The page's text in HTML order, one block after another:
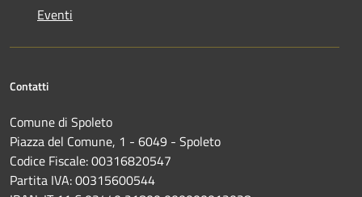
Eventi
Contatti
Comune di Spoleto
Piazza del Comune, 1 - 6049 - Spoleto
Codice Fiscale: 00316820547
Partita IVA: 00315600544